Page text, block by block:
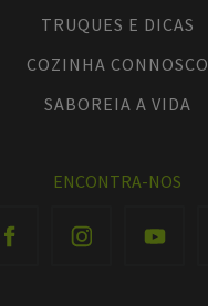
TRUQUES E DICAS
COZINHA CONNOSCO
SABOREIA A VIDA
ENCONTRA-NOS